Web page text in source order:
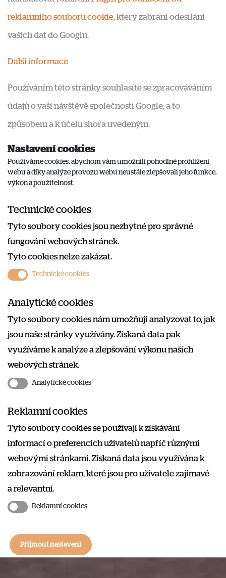
reklamního souboru cookie, který zabrání odesílání
vašich dat do Googlu.
Další informace
Používáním této stránky souhlasíte se zpracováváním
údajů o vaší návštěvě společností Google, a to
způsobem a k účelu shora uvedeným.
Nastavení cookies
Používáme cookies, abychom vám umožnili pohodlné prohlížení
webu a díky analýze provozu webu neustále zlepšovali jeho funkce,
výkon a použitelnost.
Technické cookies
Tyto soubory cookies jsou nezbytné pro správné
fungování webových stránek.
Tyto cookies nelze zakázat.
Technické cookies
Analytické cookies
Tyto soubory cookies nám umožňují analyzovat to, jak
jsou naše stránky využívány. Získaná data pak
využíváme k analýze a zlepšování výkonu našich
webových stránek.
Analytické cookies
Reklamní cookies
Tyto soubory cookies se používají k získávání
informací o preferencích uživatelů napříč různými
webovými stránkami. Získaná data jsou využívána k
zobrazování reklam, které jsou pro uživatele zajímavé
a relevantní.
Reklamní cookies
Přijmout nastavení